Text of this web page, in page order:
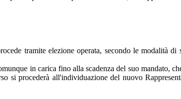
tramite elezione operata, secondo le modalità
in carica fino alla scadenza del suo mandato,
procederà all'individuazione del nuovo